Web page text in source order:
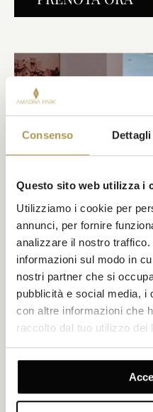
Consenso Dettagli
Questo sito web utilizza i
Utilizziamo i cookie per
annunci, per fornire
analizzare il nostro
informazioni sul modo in
nostri partner che si
pubblicità e social media, i
con altre informazioni che
raccolto dal tuo utilizzo dei